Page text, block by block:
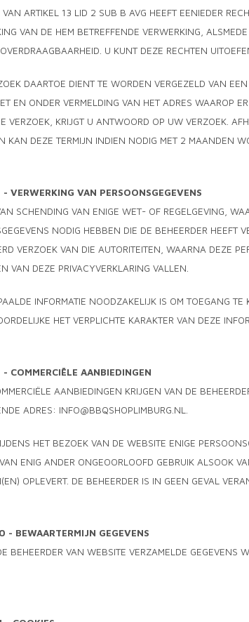
ARTIKEL 13 LID 2 SUB B AVG HEEFT EENIEDER
VAN DE HEM BETREFFENDE VERWERKING,
U KUNT DEZE RECHTEN
DAARTOE DIENT TE WORDEN VERGEZELD VAN
EN ONDER VERMELDING VAN HET ADRES WAAROP
VERZOEK, KRIJGT U ANTWOORD OP UW VERZOEK.
KAN DEZE TERMIJN INDIEN NODIG MET 2 MAANDEN
VERWERKING VAN PERSOONSGEGEVENS
SCHENDING VAN ENIGE WET- OF REGELGEVING,
NODIG HEBBEN DIE DE BEHEERDER HEEFT
VERZOEK VAN DIE AUTORITEITEN, WAARNA DEZE
VAN DEZE PRIVACYVERKLARING VALLEN.
INFORMATIE NOODZAKELIJK IS OM TOEGANG
HET VERPLICHTE KARAKTER VAN DEZE
COMMERCIËLE AANBIEDINGEN
AANBIEDINGEN KRIJGEN VAN DE
ADRES: INFO@BBQSHOPLIMBURG.NL
HET BEZOEK VAN DE WEBSITE ENIGE
ENIG ANDER ONGEOORLOOFD GEBRUIK ALSOOK
OPLEVERT. DE BEHEERDER IS IN GEEN GEVAL
- BEWAARTERMIJN GEGEVENS
BEHEERDER VAN WEBSITE VERZAMELDE GEGEVENS